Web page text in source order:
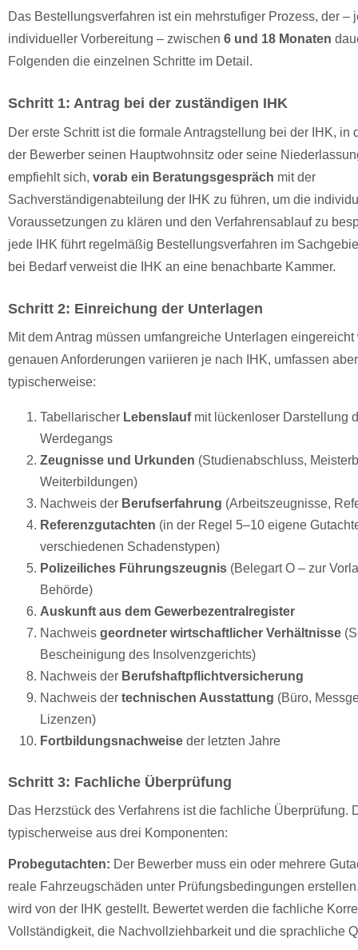
Das Bestellungsverfahren ist ein mehrstufiger Prozess, der –
individueller Vorbereitung – zwischen 6 und 18 Monaten
Folgenden die einzelnen Schritte im Detail.
Schritt 1: Antrag bei der zuständigen IHK
Der erste Schritt ist die formale Antragstellung bei der IHK, in
der Bewerber seinen Hauptwohnsitz oder seine
empfiehlt sich, vorab ein Beratungsgespräch mit der
Sachverständigenabteilung der IHK zu führen, um die
Voraussetzungen zu klären und den Verfahrensablauf zu
jede IHK führt regelmäßig Bestellungsverfahren im
bei Bedarf verweist die IHK an eine benachbarte Kammer.
Schritt 2: Einreichung der Unterlagen
Mit dem Antrag müssen umfangreiche Unterlagen
genauen Anforderungen variieren je nach IHK, umfassen aber
typischerweise:
Tabellarischer Lebenslaufmit lückenloser Darstellung
Werdegangs
Zeugnisse und Urkunden (Studienabschluss,
Weiterbildungen)
Nachweis der Berufserfahrung (Arbeitszeugnisse,
Referenzgutachten (in der Regel 5–10 eigene
verschiedenen Schadenstypen)
Polizeiliches Führungszeugnis (Belegart O – zur
Behörde)
Auskunft aus dem Gewerbezentralregister
Nachweis geordneter wirtschaftlicher Verhältnisse
Bescheinigung des Insolvenzgerichts)
Nachweis der Berufshaftpflichtversicherung
Nachweis der technischen Ausstattung (Büro,
Lizenzen)
Fortbildungsnachweise der letzten Jahre
Schritt 3: Fachliche Überprüfung
Das Herzstück des Verfahrens ist die fachliche Überprüfung.
typischerweise aus drei Komponenten:
Probegutachten: Der Bewerber muss ein oder mehrere
reale Fahrzeugschäden unter Prüfungsbedingungen
wird von der IHK gestellt. Bewertet werden die fachliche
Vollständigkeit, die Nachvollziehbarkeit und die sprachliche